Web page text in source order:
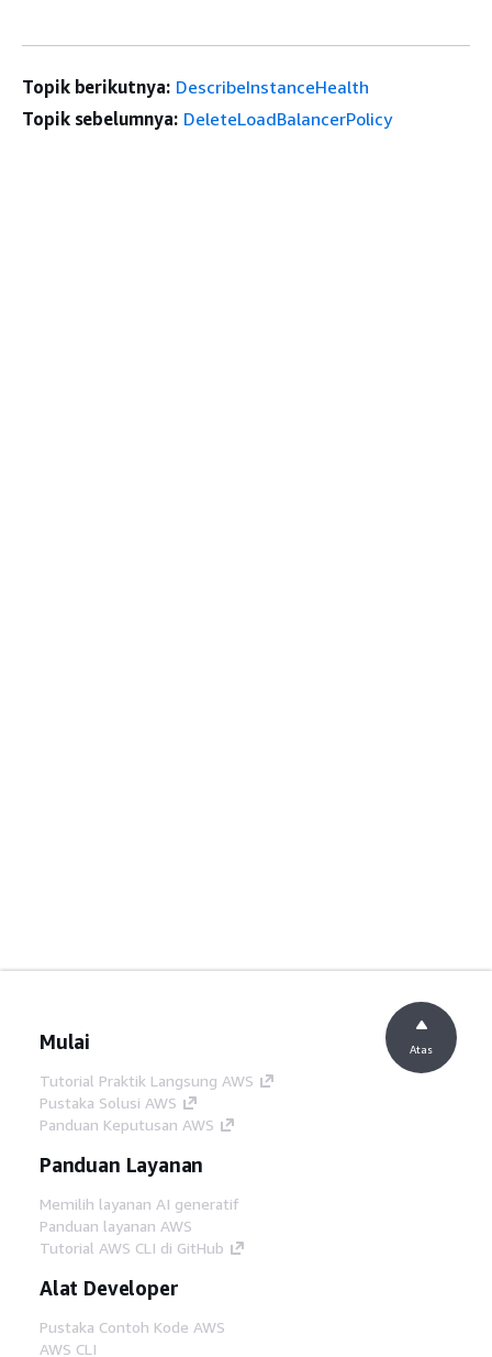
Topik berikutnya: DescribeInstanceHealth
Topik sebelumnya: DeleteLoadBalancerPolicy
Mulai
Tutorial Praktik Langsung AWS
Pustaka Solusi AWS
Panduan Keputusan AWS
Panduan Layanan
Memilih layanan AI generatif
Panduan layanan AWS
Tutorial AWS CLI di GitHub
Alat Developer
Pustaka Contoh Kode AWS
AWS CLI
Atas